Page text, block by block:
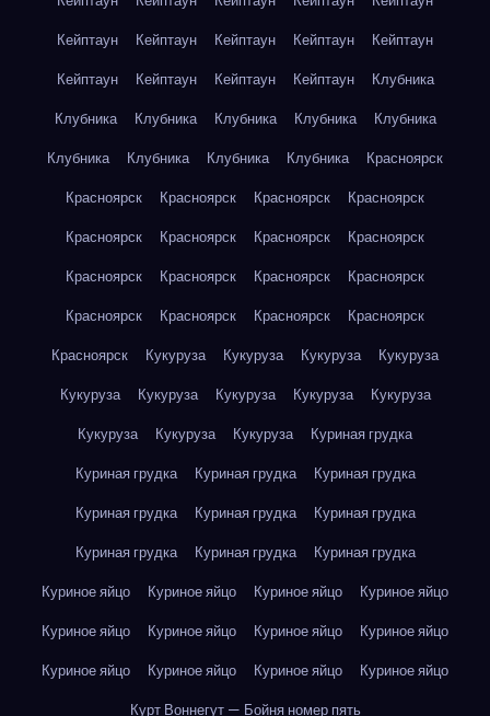
Кейптаун
Кейптаун Кейптаун Кейптаун
Кейптаун
Кейптаун
Кейптаун Кейптаун Кейптаун
Клубника
Клубника
Клубника Клубника Клубника
Клубника
Клубника
Клубника Клубника Клубника
Красноярск
Красноярск
Красноярск Красноярск
Красноярск
Красноярск
Красноярск Красноярск
Красноярск
Красноярск
Красноярск Красноярск
Красноярск
Красноярск
Красноярск Красноярск
Красноярск
Красноярск
Кукуруза Кукуруза Кукуруза
Кукуруза
Кукуруза
Кукуруза Кукуруза Кукуруза
Кукуруза
Кукуруза
Кукуруза Кукуруза
Куриная грудка
Куриная грудка
Куриная грудка
Куриная грудка
Куриная грудка
Куриная грудка
Куриная грудка
Куриная грудка
Куриная грудка
Куриная грудка
Куриное яйцо
Куриное яйцо Куриное яйцо
Куриное яйцо
Куриное яйцо
Куриное яйцо Куриное яйцо
Куриное яйцо
Куриное яйцо
Куриное яйцо Куриное яйцо
Куриное яйцо
Курт Воннегут — Бойня номер пять